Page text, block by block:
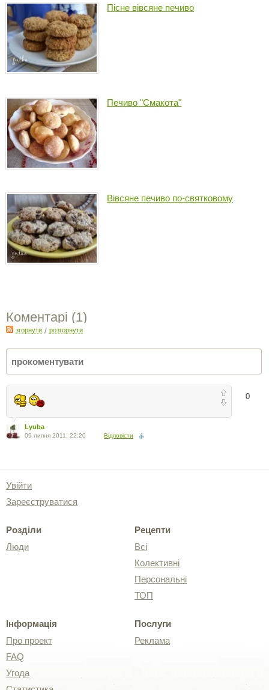
Пісне вівсяне печиво
Печиво "Смакота"
Вівсяне печиво по-святковому
Коментарі (1)
згорнути / розгорнути
0
Lyuba
09 липня 2011, 22:20 Відповісти
Увійти
Зареєструватися
Розділи
Люди
Рецепти
Всі
Колективні
Персональні
ТОП
Інформація
Про проект
FAQ
Угода
Послуги
Реклама